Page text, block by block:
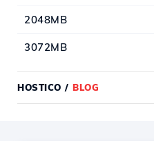
2048MB
3072MB
HOSTICO / BLOG